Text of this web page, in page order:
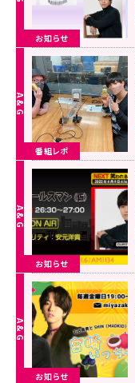
お知らせ
番組レポ
お知らせ
お知らせ